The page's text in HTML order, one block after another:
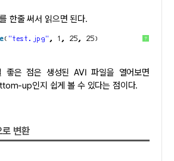
한줄 써서 읽으면 된다.
?
( "test.jpg", 1, 25, 25)
up인지 쉽게 볼 수 있다는 점이다.
변환